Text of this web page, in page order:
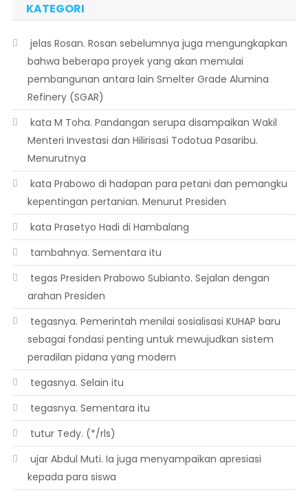
KATEGORI
 jelas Rosan. Rosan sebelumnya juga mengungkapkan
bahwa beberapa proyek yang akan memulai
pembangunan antara lain Smelter Grade Alumina
Refinery (SGAR)
 kata M Toha. Pandangan serupa disampaikan Wakil
Menteri Investasi dan Hilirisasi Todotua Pasaribu.
Menurutnya
 kata Prabowo di hadapan para petani dan pemangku
kepentingan pertanian. Menurut Presiden
 kata Prasetyo Hadi di Hambalang
 tambahnya. Sementara itu
 tegas Presiden Prabowo Subianto. Sejalan dengan
arahan Presiden
 tegasnya. Pemerintah menilai sosialisasi KUHAP baru
sebagai fondasi penting untuk mewujudkan sistem
peradilan pidana yang modern
 tegasnya. Selain itu
 tegasnya. Sementara itu
 tutur Tedy. (*/rls)
 ujar Abdul Muti. Ia juga menyampaikan apresiasi
kepada para siswa